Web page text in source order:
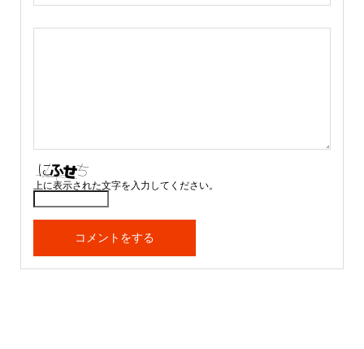
上に表示された文字を入力してください。